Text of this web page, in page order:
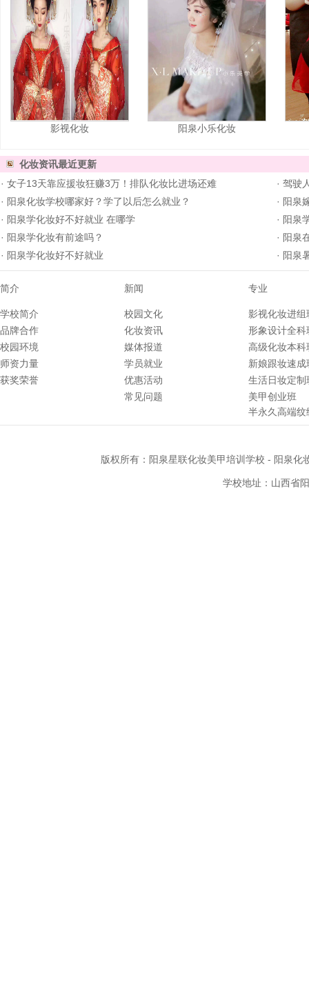
影视化妆 阳泉小乐化妆
化妆资讯最近更新
· 女子13天靠应援妆狂赚3万！排队化妆比进场还难 · 驾驶
· 阳泉化妆学校哪家好？学了以后怎么就业？ · 阳泉
· 阳泉学化妆好不好就业 在哪学 · 阳泉
· 阳泉学化妆有前途吗？ · 阳泉
· 阳泉学化妆好不好就业 · 阳泉
简介 新闻 专业
学校简介 校园文化
影视化妆进组
品牌合作
化妆资讯
形象设计全科
校园环境
媒体报道
高级化妆本科
师资力量
学员就业
新娘跟妆速成
获奖荣誉
优惠活动
生活日妆定制
常见问题
美甲创业班
半永久高端纹
版权所有： 阳泉星联化妆美甲培训学校 - 阳泉化
学校地址：山西省